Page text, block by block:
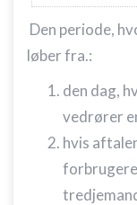
Den periode,
løber fra.:
den dag,
vedrører
hvis